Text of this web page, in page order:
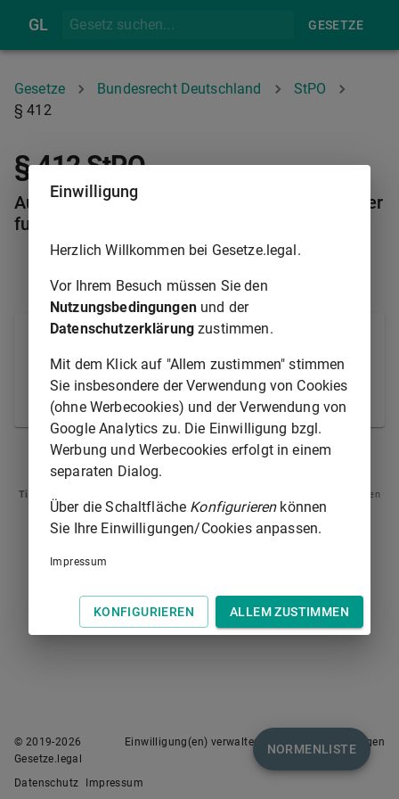
GL GESETZE
Gesetze Bundesrecht Deutschland
StPO
§ 412
§ 412 StPO
Ausbleiben des Angeklagten; Einspruchsverwer
fung
§ 411
§ 329 Absatz 1, 3, 6 und 7 ist entsprechend
anzuwenden. Hat der gesetzliche Vertreter Einspruch
eingelegt, so ist auch § 330 entsprechend
anzuwenden.
§ 411 § 413
Tipp
: Swipen Sie auf dem Bildschirm links oder rechts zur Navigation zwischen
Normen.
NORMENLISTE
© 2019-2026
Gesetze.legal
Einwilligung(en) verwalten Nutzungsbedingungen
Datenschutz Impressum
Einwilligung
Herzlich Willkommen bei Gesetze.legal.
Vor Ihrem Besuch müssen Sie den
Nutzungsbedingungenund der
Datenschutzerklärung zustimmen.
Mit dem Klick auf "Allem zustimmen" stimmen
Sie insbesondere der Verwendung von Cookies
(ohne Werbecookies) und der Verwendung von
Google Analytics zu. Die Einwilligung bzgl.
Werbung und Werbecookies erfolgt in einem
separaten Dialog.
Über die Schaltfläche Konfigurierenkönnen
Sie Ihre Einwilligungen/Cookies anpassen.
Impressum
KONFIGURIEREN ALLEM ZUSTIMMEN